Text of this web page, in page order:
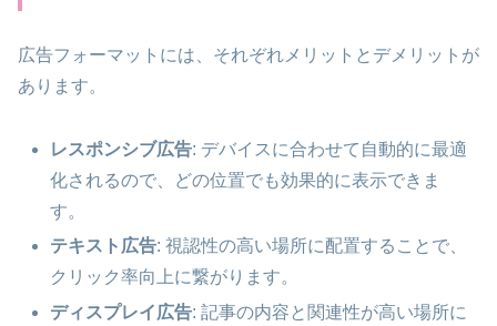
広告フォーマットには、それぞれメリットとデメリットが
あります。
レスポンシブ広告: デバイスに合わせて自動的に最適
化されるので、どの位置でも効果的に表示できま
す。
テキスト広告: 視認性の高い場所に配置することで、
クリック率向上に繋がります。
ディスプレイ広告: 記事の内容と関連性が高い場所に